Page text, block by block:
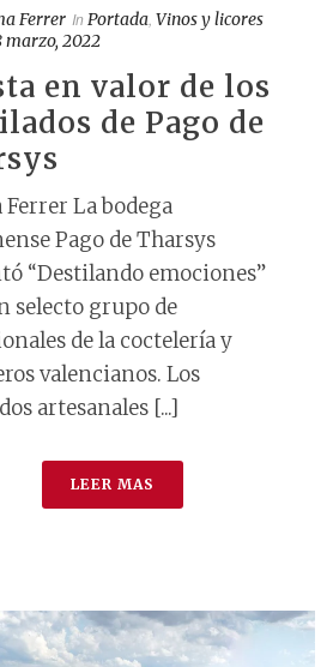
Ferrer In Portada Vinos y licores
marzo, 2022
en valor de los
de Pago de
Ferrer La bodega
Pago de Tharsys
“Destilando emociones”
selecto grupo de
de la coctelería y
valencianos. Los
artesanales [...]
LEER MAS